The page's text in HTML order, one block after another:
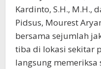
Kardinto, S.H., M.H.,
Pidsus, Mourest
bersama sejumlah
tiba di lokasi sekitar
langsung